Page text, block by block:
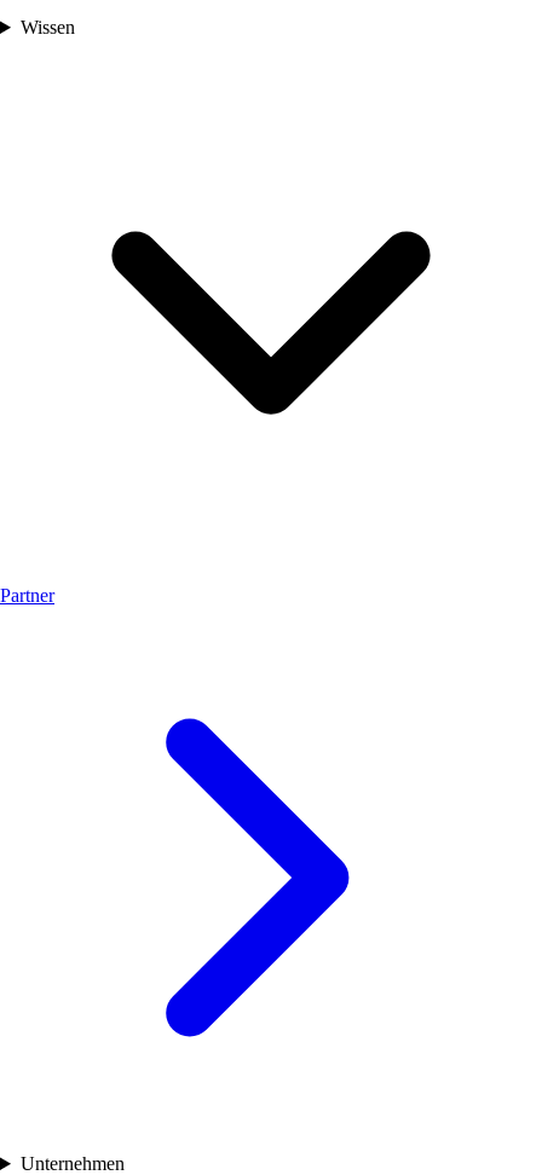
Wissen
Partner
Unternehmen